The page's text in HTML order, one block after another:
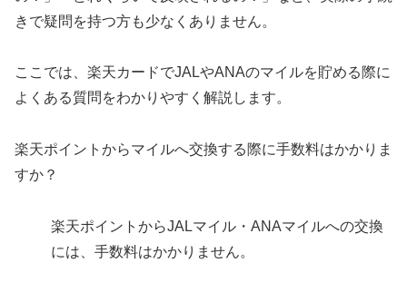
きで疑問を持つ方も少なくありません。
ここでは、楽天カードでJALやANAのマイルを貯める際に
よくある質問をわかりやすく解説します。
楽天ポイントからマイルへ交換する際に手数料はかかりま
すか？
楽天ポイントからJALマイル・ANAマイルへの交換
には、手数料はかかりません。